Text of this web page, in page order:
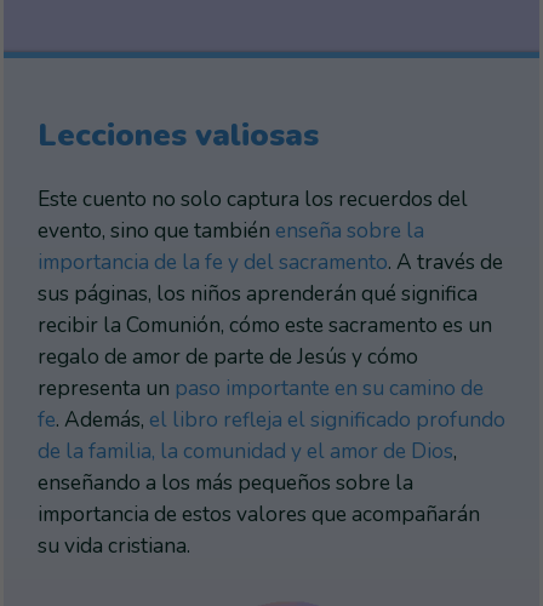
Lecciones valiosas
Este cuento no solo captura los recuerdos del
evento, sino que también enseña sobre la
importancia de la fe y del sacramento. A través de
sus páginas, los niños aprenderán qué significa
recibir la Comunión, cómo este sacramento es un
regalo de amor de parte de Jesús y cómo
representa un paso importante en su camino de
fe. Además, el libro refleja el significado profundo
de la familia, la comunidad y el amor de Dios,
enseñando a los más pequeños sobre la
importancia de estos valores que acompañarán
su vida cristiana.